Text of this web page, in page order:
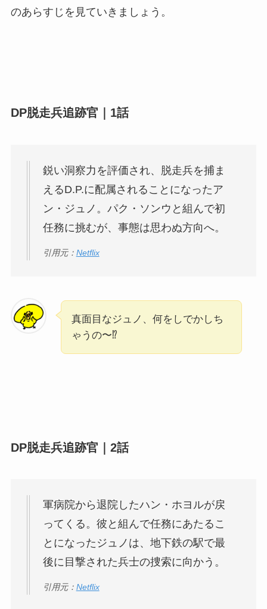
のあらすじを見ていきましょう。
DP脱走兵追跡官｜1話
鋭い洞察力を評価され、脱走兵を捕ま
えるD.P.に配属されることになったア
ン・ジュノ。パク・ソンウと組んで初
任務に挑むが、事態は思わぬ方向へ。
引用元： Netflix
真面目なジュノ、何をしでかしち
ゃうの〜⁉️
DP脱走兵追跡官｜2話
軍病院から退院したハン・ホヨルが戻
ってくる。彼と組んで任務にあたるこ
とになったジュノは、地下鉄の駅で最
後に目撃された兵士の捜索に向かう。
引用元： Netflix